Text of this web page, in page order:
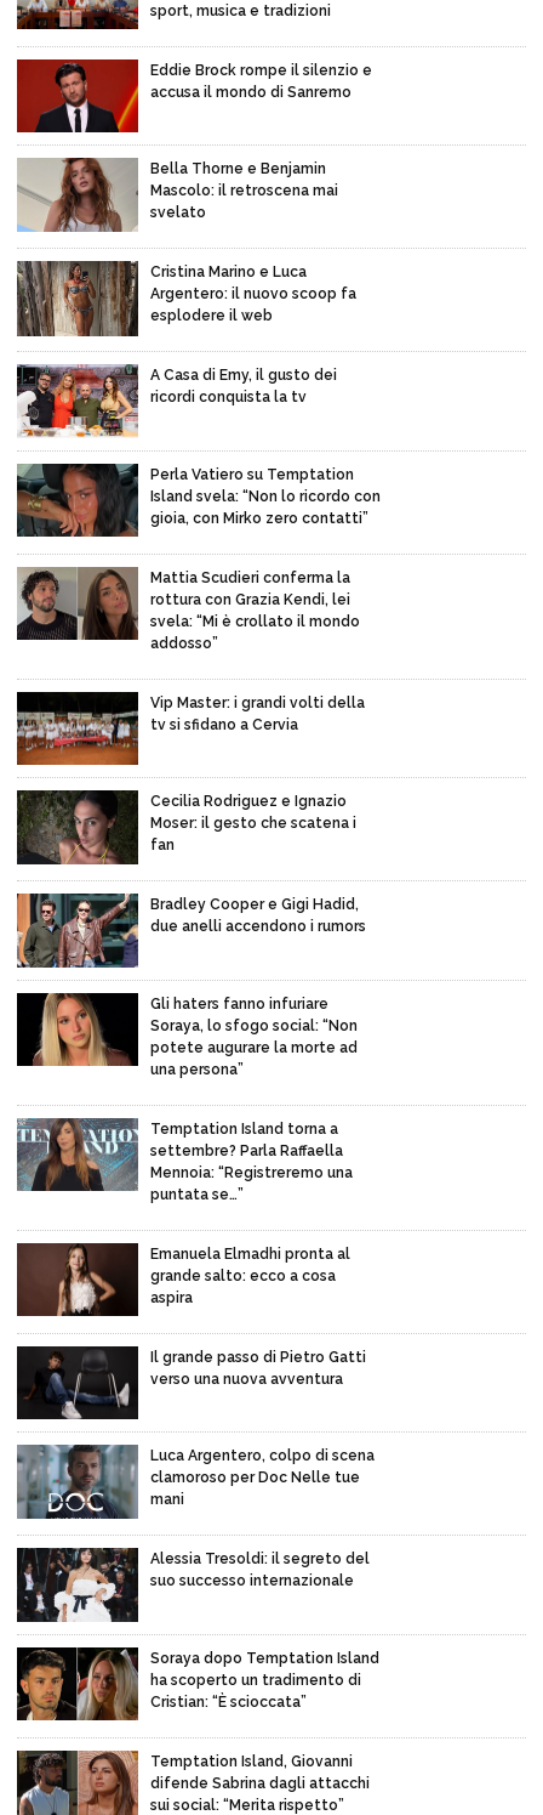
sport, musica e tradizioni
Eddie Brock rompe il silenzio e
accusa il mondo di Sanremo
Bella Thorne e Benjamin
Mascolo: il retroscena mai
svelato
Cristina Marino e Luca
Argentero: il nuovo scoop fa
esplodere il web
A Casa di Emy, il gusto dei
ricordi conquista la tv
Perla Vatiero su Temptation
Island svela: “Non lo ricordo con
gioia, con Mirko zero contatti”
Mattia Scudieri conferma la
rottura con Grazia Kendi, lei
svela: “Mi è crollato il mondo
addosso”
Vip Master: i grandi volti della
tv si sfidano a Cervia
Cecilia Rodriguez e Ignazio
Moser: il gesto che scatena i
fan
Bradley Cooper e Gigi Hadid,
due anelli accendono i rumors
Gli haters fanno infuriare
Soraya, lo sfogo social: “Non
potete augurare la morte ad
una persona”
Temptation Island torna a
settembre? Parla Raffaella
Mennoia: “Registreremo una
puntata se…”
Emanuela Elmadhi pronta al
grande salto: ecco a cosa
aspira
Il grande passo di Pietro Gatti
verso una nuova avventura
Luca Argentero, colpo di scena
clamoroso per Doc Nelle tue
mani
Alessia Tresoldi: il segreto del
suo successo internazionale
Soraya dopo Temptation Island
ha scoperto un tradimento di
Cristian: “È scioccata”
Temptation Island, Giovanni
difende Sabrina dagli attacchi
sui social: “Merita rispetto”